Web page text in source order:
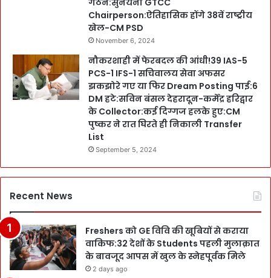
गठन:सुनयना GTCC
Chairperson:ऐतिहासिक होंगे 38वें राष्ट्रीय
खेल-CM PSD
November 6, 2024
नौकरशाही में फेरबदल की आंधी!39 IAS-5
PCS-1 IFS-1 सचिवालय सेवा अफसर
झकझोरे गए या फिर Dream Posting पाई:6
DM हटे:सविन बंसल देहरादून-कर्मेंद्र हरिद्वार
के Collector:कई दिग्गज हलके हुए:CM
पुष्कर ने रात घिरते ही निकाली Transfer
List
September 5, 2024
Recent News
Freshers को GE विवि की खूबियों से कराया
वाकिफ:32 देशों के Students पहली मुलाक़ात
के बावजूद आपस में खुल के स्नेहपूर्वक मिले
2 days ago